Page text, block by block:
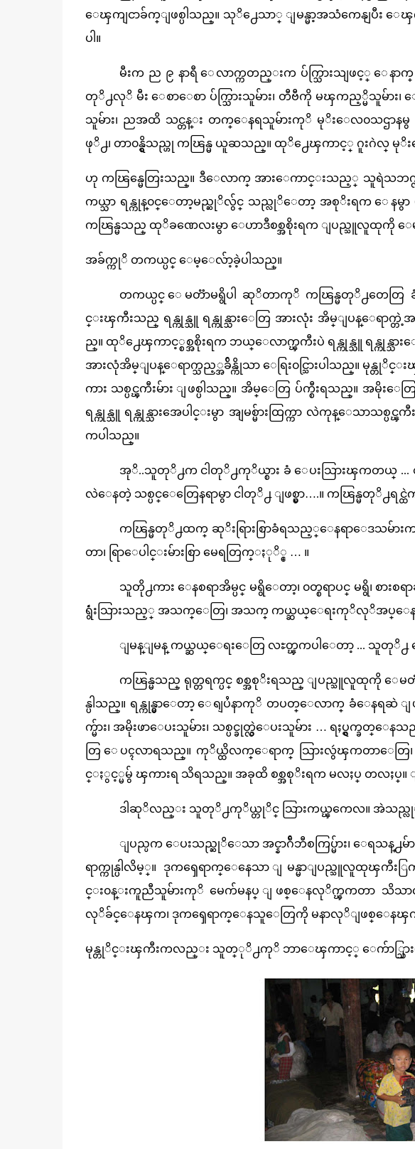
ေၾကျငာခ်က္ျဖစ္ပါသည္။ သုိ႕ေသာ္ ျမန္မာ့အသံကေနျပီး ေၾ
ပါ။
မီးက ည ၉ နာရီ ေလာက္ကတည္းက ပ်က္သြားသျဖင့္ ေန
တုိ႕လုိ မီး ေစာေစာ ပ်က္သြားသူမ်ား၊ တီဗီကို မၾကည့္မိသူမ်ား၊
သူမ်ား၊ ညအထိ သင္တန္း တက္ေနရသူမ်ားကုိ မုိးေလ၀သဌာ
ဖုိ႕၊ တာ၀န္ရွိသည္ဟု ကၽြန္မ ယူဆသည္။ ထုိ႕ေၾကာင့္ ဂူးဂဲလ္
ဟု ကၽြန္မေတြးသည္။ ဒီေလာက္ အားေကာင္းသည့္ သူရဲသ
ကယ္သာ ရန္ကုန္၀င္ေတာ့မည္ဆုိလွ်င္ သည္လုိေတာ့ အစုိးရက ေနမွာ မ
ကၽြန္မသည္ ထုိခဏေလးမွာ ေဟာဒီစစ္အစိုးရက ျပည္သူလူထုကို ေ
အခ်က္ကုိ တကယ္ပင္ ေမ့ေလ်ာ့ခဲ့ပါသည္။
တကယ္ပင္ ေမတၱာမရွိပါ ဆုိတာကုိ ကၽြန္မတုိ႕တေတြ
င္းၾကီးသည္ ရန္ကုန္သူ ရန္ကုန္သားေတြ အားလုံး အိမ္ျပန္ေရာက္တဲ့
ည္။ ထုိ႕ေၾကာင့္စစ္အစိုးရက ဘယ္ေလာက္ၾကီးပဲ ရန္ကုန္သူ ရန္ကုန္
အားလုံအိမ္ျပန္ေရာက္သည့္အခ်ိန္ကိုသာ ေရြး၀င္သြားပါသည္။ မုန္
ကား သစ္ပင္ၾကီးမ်ား ျဖစ္ပါသည္။ အိမ္ေတြ ပ်က္စီးရသည္။ အမိုးေတ
ရန္ကုန္သူ ရန္ကုန္သားအေပါင္းမွာ အျမစ္မ်ားထြက္ကာ လဲကုန္ေသာသ
ကပါသည္။
အုိ..သူတုိ႕က ငါတုိ႕ကုိယ္စား ခံ ေပးသြားၾကတယ္
လဲေနတဲ့ သစ္ပင္ေတြေနရာမွာ ငါတုိ႕ ျဖစ္မွာ….။ ကၽြန္မတုိ႕ရင္ထဲ
ကၽြန္မတုိ႕ထက္ ဆုိးရြားစြာခံရသည့္ေနရာေဒသမ်ားက
တာ၊ ရြာေပါင္းမ်ားစြာ မေရတြက္ႏုိ္င္ … ။
သူတို႕ကား ေနစရာအိမ္ပင္ မရွိေတာ့၊ ၀တ္စရာပင္ မရွိ၊
ရွဴံးသြားသည့္ အသက္ေတြ၊ အသက္ ကယ္ဆယ္ေရးကုိလုိအပ္ေ
ျမန္ျမန္ ကယ္ဆယ္ေရးေတြ လႊတ္ၾကပါေတာ့ ... သူတုိ႕
ကၽြန္မသည္ ရုတ္တရက္ပင္ စစ္အစုိးရသည္ ျပည္သူလူထုကို
န္ပါသည္။ ရန္ကုန္မွာေတာ့ ေရျပႆနာကုိ တပတ္ေလာက္ ခံေနရဆဲ ျ
က္မ်ား၊ အမိုးဖာေပးသူမ်ား၊ သစ္ပင္ခုတ္လွဲေပးသူမ်ား … ရႈပ္ရွက္ခတ္
တြ ေပၚလာရသည္။ ကုိယ္ထိလက္ေရာက္ သြားလွဴၾကတာေတြ
င္ႏွင့္မမွ် ၾကားရ သိရသည္။ အခုထိ စစ္အစုိးရက မလႈပ္ တလႈပ္
ဒါဆုိလည္း သူတုိ႕ကုိယ္တုိင္ သြားကယ္ၾကေလ။ အဲသည္
ျပည္ပက ေပးသည္ဆုိေသာ အင္နာဂ်ီဘီစကြပ္မ်ား၊ ေရသန္႕
ရာက္ကုန္ပါလိမ့္။ ဒုကၡေရာက္ေနေသာ ျမန္မာျပည္သူလူထု
င္း၀န္းကူညီသူမ်ားကုိ မေက်မနပ္ ျဖစ္ေနလုိက္ၾကတာ သိ
လုိခ်င္ေနၾက၊ ဒုကၡေရာက္ေနသူေတြကို မနာလုိျဖစ္ေနၾကတာ
မုန္တုိင္းၾကီးကလည္း သူတ္ုိ႕ကုိ ဘာေၾကာင့္ ေက်ာ္သြား